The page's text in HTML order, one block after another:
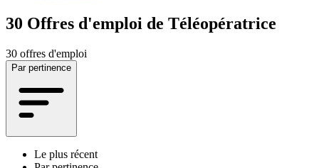
30 Offres d'emploi de Téléopératrice
30 offres d'emploi
Par pertinence
Le plus récent